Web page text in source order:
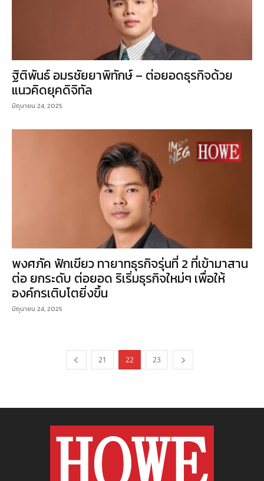
ฐิติพันธ์ อมรชัยยาพิทักษ์ – ต่อยอดธุรกิจด้วย
แนวคิดยุคดิจิทัล
มิถุนายน 24, 2025
พงศภัค ฟักเขียว ทายาทธุรกิจรุ่นที่ 2 ที่เข้ามาสาน
ต่อ ยกระดับ ต่อยอด ริเริ่มธุรกิจใหม่ๆ เพื่อให้
องค์กรเติบโตยิ่งขึ้น
มิถุนายน 24, 2025
21 22 23